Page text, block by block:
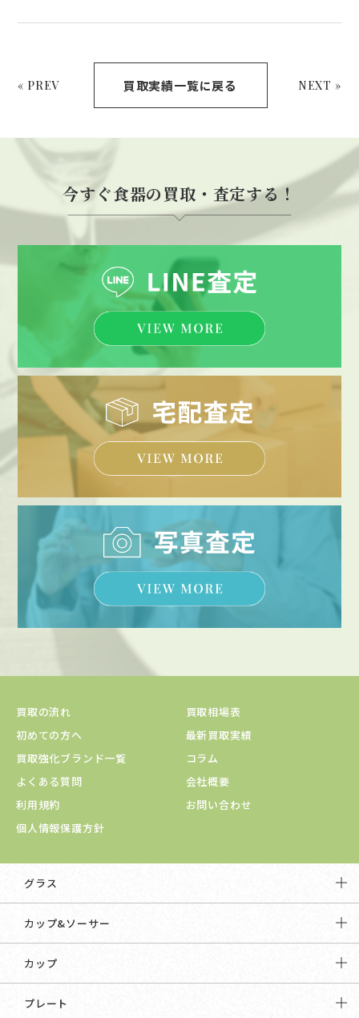
« PREV 買取実績一覧に戻る NEXT »
今すぐ食器の買取・査定する！
買取の流れ
買取相場表
初めての方へ
最新買取実績
買取強化ブランド一覧
コラム
よくある質問
会社概要
利用規約
お問い合わせ
個人情報保護方針
グラス
カップ&ソーサー
カップ
プレート